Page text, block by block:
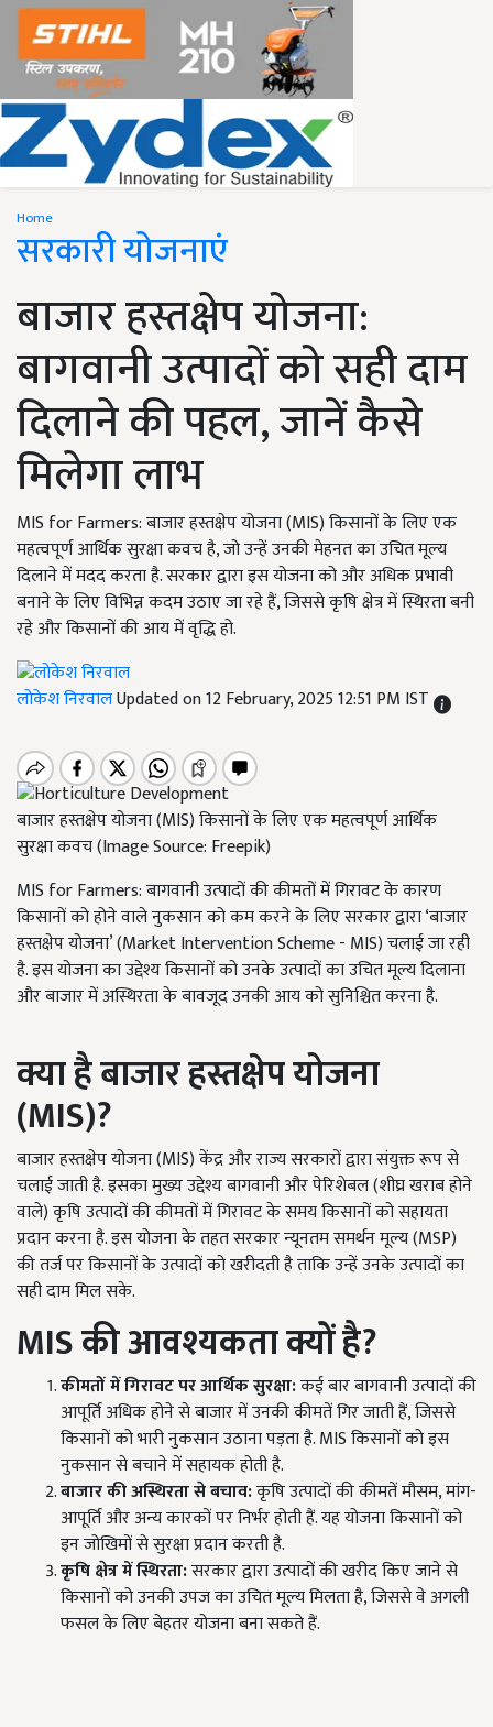
Home
सरकारी योजनाएं
बाजार हस्तक्षेप योजना:
बागवानी उत्पादों को सही दाम
दिलाने की पहल, जानें कैसे
मिलेगा लाभ
MIS for Farmers: बाजार हस्तक्षेप योजना (MIS) किसानों के लिए एक
महत्वपूर्ण आर्थिक सुरक्षा कवच है, जो उन्हें उनकी मेहनत का उचित मूल्य
दिलाने में मदद करता है. सरकार द्वारा इस योजना को और अधिक प्रभावी
बनाने के लिए विभिन्न कदम उठाए जा रहे हैं, जिससे कृषि क्षेत्र में स्थिरता बनी
रहे और किसानों की आय में वृद्धि हो.
लोकेश निरवालUpdated on 12 February, 2025 12:51 PM IST
बाजार हस्तक्षेप योजना (MIS) किसानों के लिए एक महत्वपूर्ण आर्थिक
सुरक्षा कवच (Image Source: Freepik)
MIS for Farmers: बागवानी उत्पादों की कीमतों में गिरावट के कारण
किसानों को होने वाले नुकसान को कम करने के लिए सरकार द्वारा ‘बाजार
हस्तक्षेप योजना’ (Market Intervention Scheme - MIS) चलाई जा रही
है. इस योजना का उद्देश्य किसानों को उनके उत्पादों का उचित मूल्य दिलाना
और बाजार में अस्थिरता के बावजूद उनकी आय को सुनिश्चित करना है.
क्या है बाजार हस्तक्षेप योजना
(MIS)?
बाजार हस्तक्षेप योजना (MIS) केंद्र और राज्य सरकारों द्वारा संयुक्त रूप से
चलाई जाती है. इसका मुख्य उद्देश्य बागवानी और पेरिशेबल (शीघ्र खराब होने
वाले) कृषि उत्पादों की कीमतों में गिरावट के समय किसानों को सहायता
प्रदान करना है. इस योजना के तहत सरकार न्यूनतम समर्थन मूल्य (MSP)
की तर्ज पर किसानों के उत्पादों को खरीदती है ताकि उन्हें उनके उत्पादों का
सही दाम मिल सके.
MISकी आवश्यकता क्यों है?
कीमतों में गिरावट पर आर्थिक सुरक्षा:कई बार बागवानी उत्पादों की
आपूर्ति अधिक होने से बाजार में उनकी कीमतें गिर जाती हैं, जिससे
किसानों को भारी नुकसान उठाना पड़ता है. MIS किसानों को इस
नुकसान से बचाने में सहायक होती है.
बाजार की अस्थिरता से बचाव:कृषि उत्पादों की कीमतें मौसम, मांग-
आपूर्ति और अन्य कारकों पर निर्भर होती हैं. यह योजना किसानों को
इन जोखिमों से सुरक्षा प्रदान करती है.
कृषि क्षेत्र में स्थिरता:सरकार द्वारा उत्पादों की खरीद किए जाने से
किसानों को उनकी उपज का उचित मूल्य मिलता है, जिससे वे अगली
फसल के लिए बेहतर योजना बना सकते हैं.